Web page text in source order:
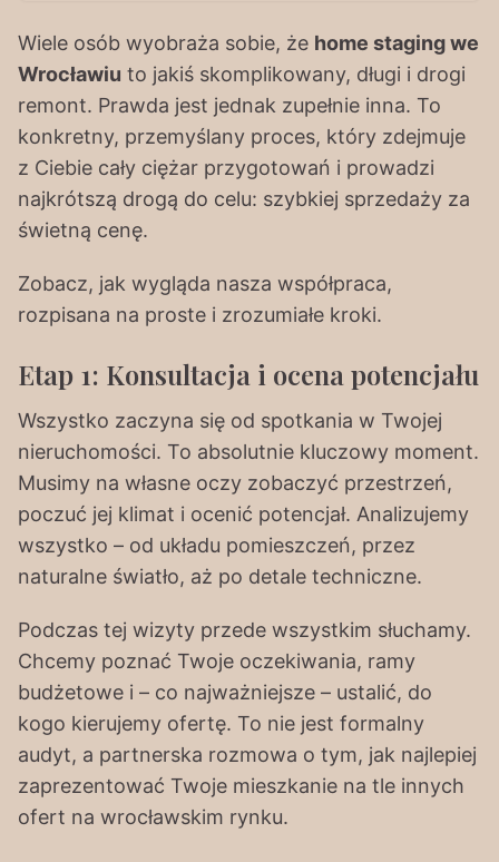
Wiele osób wyobraża sobie, że home staging we
Wrocławiu to jakiś skomplikowany, długi i drogi
remont. Prawda jest jednak zupełnie inna. To
konkretny, przemyślany proces, który zdejmuje
z Ciebie cały ciężar przygotowań i prowadzi
najkrótszą drogą do celu: szybkiej sprzedaży za
świetną cenę.
Zobacz, jak wygląda nasza współpraca,
rozpisana na proste i zrozumiałe kroki.
Etap 1: Konsultacja i ocena potencjału
Wszystko zaczyna się od spotkania w Twojej
nieruchomości. To absolutnie kluczowy moment.
Musimy na własne oczy zobaczyć przestrzeń,
poczuć jej klimat i ocenić potencjał. Analizujemy
wszystko – od układu pomieszczeń, przez
naturalne światło, aż po detale techniczne.
Podczas tej wizyty przede wszystkim słuchamy.
Chcemy poznać Twoje oczekiwania, ramy
budżetowe i – co najważniejsze – ustalić, do
kogo kierujemy ofertę. To nie jest formalny
audyt, a partnerska rozmowa o tym, jak najlepiej
zaprezentować Twoje mieszkanie na tle innych
ofert na wrocławskim rynku.